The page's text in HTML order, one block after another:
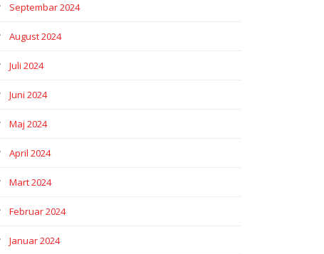
Septembar 2024
August 2024
Juli 2024
Juni 2024
Maj 2024
April 2024
Mart 2024
Februar 2024
Januar 2024